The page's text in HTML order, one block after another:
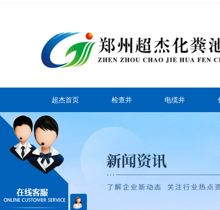
超杰首页 检查井 电缆井